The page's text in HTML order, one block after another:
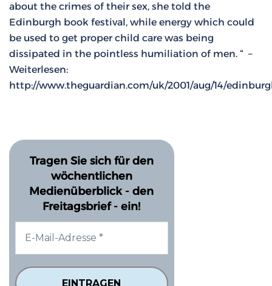
about the crimes of their sex, she told the
Edinburgh book festival, while energy which could
be used to get proper child care was being
dissipated in the pointless humiliation of men. “ –
Weiterlesen:
http://www.theguardian.com/uk/2001/aug/14/
Tragen Sie sich für den
wöchentlichen
Medienüberblick - den
Freitagsbrief - ein!